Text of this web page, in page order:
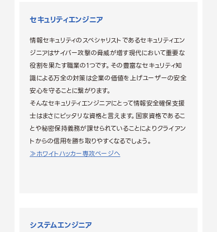
セキュリティエンジニア
情報セキュリティのスペシャリストであるセキュリティエン
ジニアはサイバー攻撃の脅威が増す現代において重要な
役割を果たす職業の1つです。その豊富なセキュリティ知
識による万全の対策は企業の価値を上げユーザーの安全
安心を守ることに繋がります。
そんなセキュリティエンジニアにとって情報安全確保支援
士はまさにピッタリな資格と言えます。国家資格であるこ
とや秘密保持義務が課せられていることによりクライアン
トからの信用を勝ち取りやすくなるでしょう。
≫ホワイトハッカー専攻ページへ
システムエンジニア